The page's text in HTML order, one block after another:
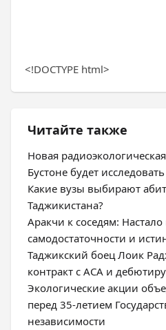
<!DOCTYPE html>
Читайте также
Новая
Бустоне будет
Какие вузы выбирают
Таджикистана?
Аракчи к соседям:
самодостаточности и
Таджикский боец Лоик
контракт с ACA и
Экологические акции
перед 35-летием
независимости